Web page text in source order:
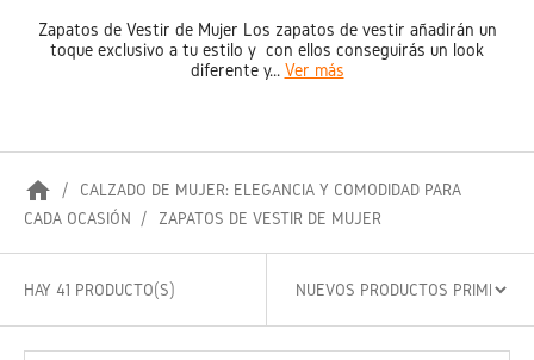
Zapatos de Vestir de Mujer Los zapatos de vestir añadirán un
toque exclusivo a tu estilo y con ellos conseguirás un look
diferente y... Ver más
home
CALZADO DE MUJER: ELEGANCIA Y COMODIDAD PARA
CADA OCASIÓN
ZAPATOS DE VESTIR DE MUJER
HAY 41 PRODUCTO(S)